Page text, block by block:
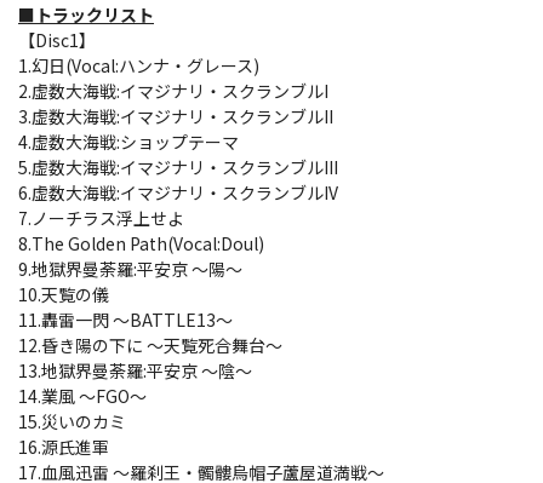
■トラックリスト
【Disc1】
1.幻日(Vocal:ハンナ・グレース)
2.虚数大海戦:イマジナリ・スクランブルI
3.虚数大海戦:イマジナリ・スクランブルII
4.虚数大海戦:ショップテーマ
5.虚数大海戦:イマジナリ・スクランブルIII
6.虚数大海戦:イマジナリ・スクランブルIV
7.ノーチラス浮上せよ
8.The Golden Path(Vocal:Doul)
9.地獄界曼荼羅:平安京 ～陽～
10.天覧の儀
11.轟雷一閃 ～BATTLE13～
12.昏き陽の下に ～天覧死合舞台～
13.地獄界曼荼羅:平安京 ～陰～
14.業風 ～FGO～
15.災いのカミ
16.源氏進軍
17.血風迅雷 ～羅刹王・髑髏烏帽子蘆屋道満戦～